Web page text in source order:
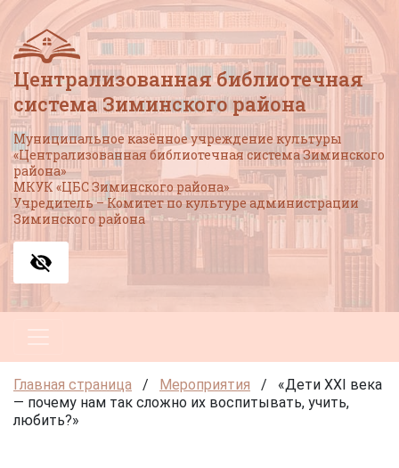
Централизованная библиотечная
система Зиминского района
Муниципальное казённое учреждение культуры
«Централизованная библиотечная система Зиминского
района»
МКУК «ЦБС Зиминского района»
Учредитель – Комитет по культуре администрации
Зиминского района
Главная страница / Мероприятия /
«Дети XXI века
— почему нам так сложно их воспитывать, учить,
любить?»